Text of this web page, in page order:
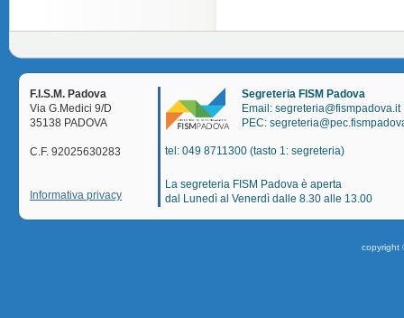
F.I.S.M. Padova
Via G.Medici 9/D
35138 PADOVA
C.F. 92025630283
Informativa privacy
Segreteria FISM Padova
Email: segreteria@fismpadova.it
PEC:
tel: 049 8711300 (tasto 1: segreteria)
La segreteria FISM Padova è aperta
dal Lunedì al Venerdì dalle 8.30 alle 13.00
copyright